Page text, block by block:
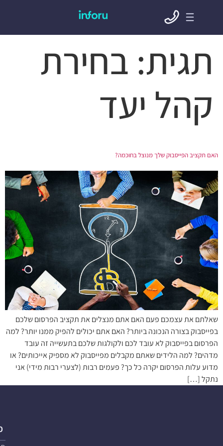
תגית: בחירת
קהל יעד
האם תקציב הפייסבוק שלך מנוצל בחוכמה?
שאלתם את עצמכם פעם האם אתם מנצלים את תקציב הפרסום שלכם
בפייסבוק בצורה הנכונה ביותר? האם אתם יכולים להפיק ממנו יותר? למה
הפרסום בפייסבוק לא עובד לכם ולקולגות שלכם בתעשייה זה עובד
מדהים? למה הלידים שאתם מקבלים מפייסבוק לא מספיק אייכותים? או
מדוע עלות הפרסום יקרה כל כך? פעמים רבות (לצערי רבות מידי) אני
נתקל […]